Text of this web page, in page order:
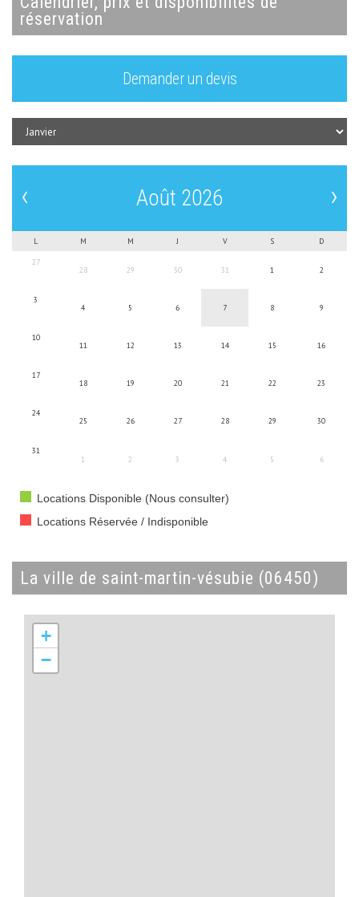
réservation
Demander un devis
‹ Août 2026 ›
L M M J V S
D
27
28 29 30 31 1 2
3
4 5 6 7 8 9
10
11 12 13 14 15 16
17
18 19 20 21 22 23
24
25 26 27 28 29 30
31
1
2 3 4 5 6
Locations Disponible (Nous consulter)
Locations Réservée / Indisponible
la ville de saint-martin-vésubie (06450)
+
−